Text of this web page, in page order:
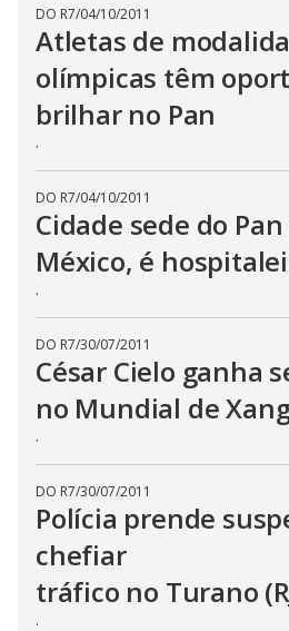
DO R7/04/10/2011
Atletas de
olímpicas têm
brilhar no Pan
.
DO R7/04/10/2011
Cidade sede do
México, é
.
DO R7/30/07/2011
César Cielo ganha
no Mundial de
.
DO R7/30/07/2011
Polícia prende
chefiar
tráfico no Turano
.